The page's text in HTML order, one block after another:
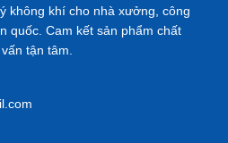
không khí cho nhà xưởng, công
quốc. Cam kết sản phẩm chất
tận tâm.